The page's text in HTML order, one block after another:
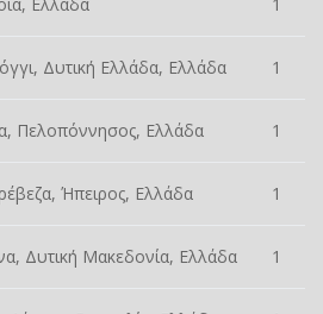
Δυτική Ελλάδα, Ελλάδα 1
Πελοπόννησος, Ελλάδα 1
Ήπειρος, Ελλάδα 1
Δυτική Μακεδονία, Ελλάδα 1